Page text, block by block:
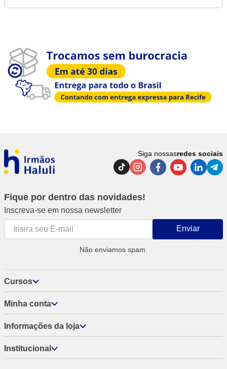
Siga nossasredes sociais
Fique por dentro das novidades!
Inscreva-se em nossa newsletter
Enviar
Não enviamos spam.
Cursos
Minha conta
Informações da loja
Institucional